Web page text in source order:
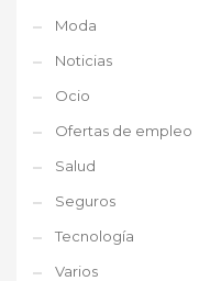
Moda
Noticias
Ocio
Ofertas de empleo
Salud
Seguros
Tecnología
Varios